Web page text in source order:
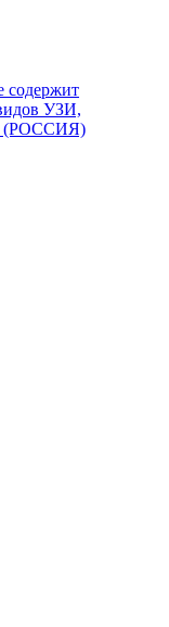
содержит
УЗИ,
(РОССИЯ)